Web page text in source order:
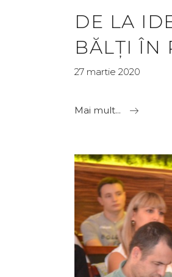
DE LA
BĂLȚI ÎN
27 martie 2020
Mai mult...